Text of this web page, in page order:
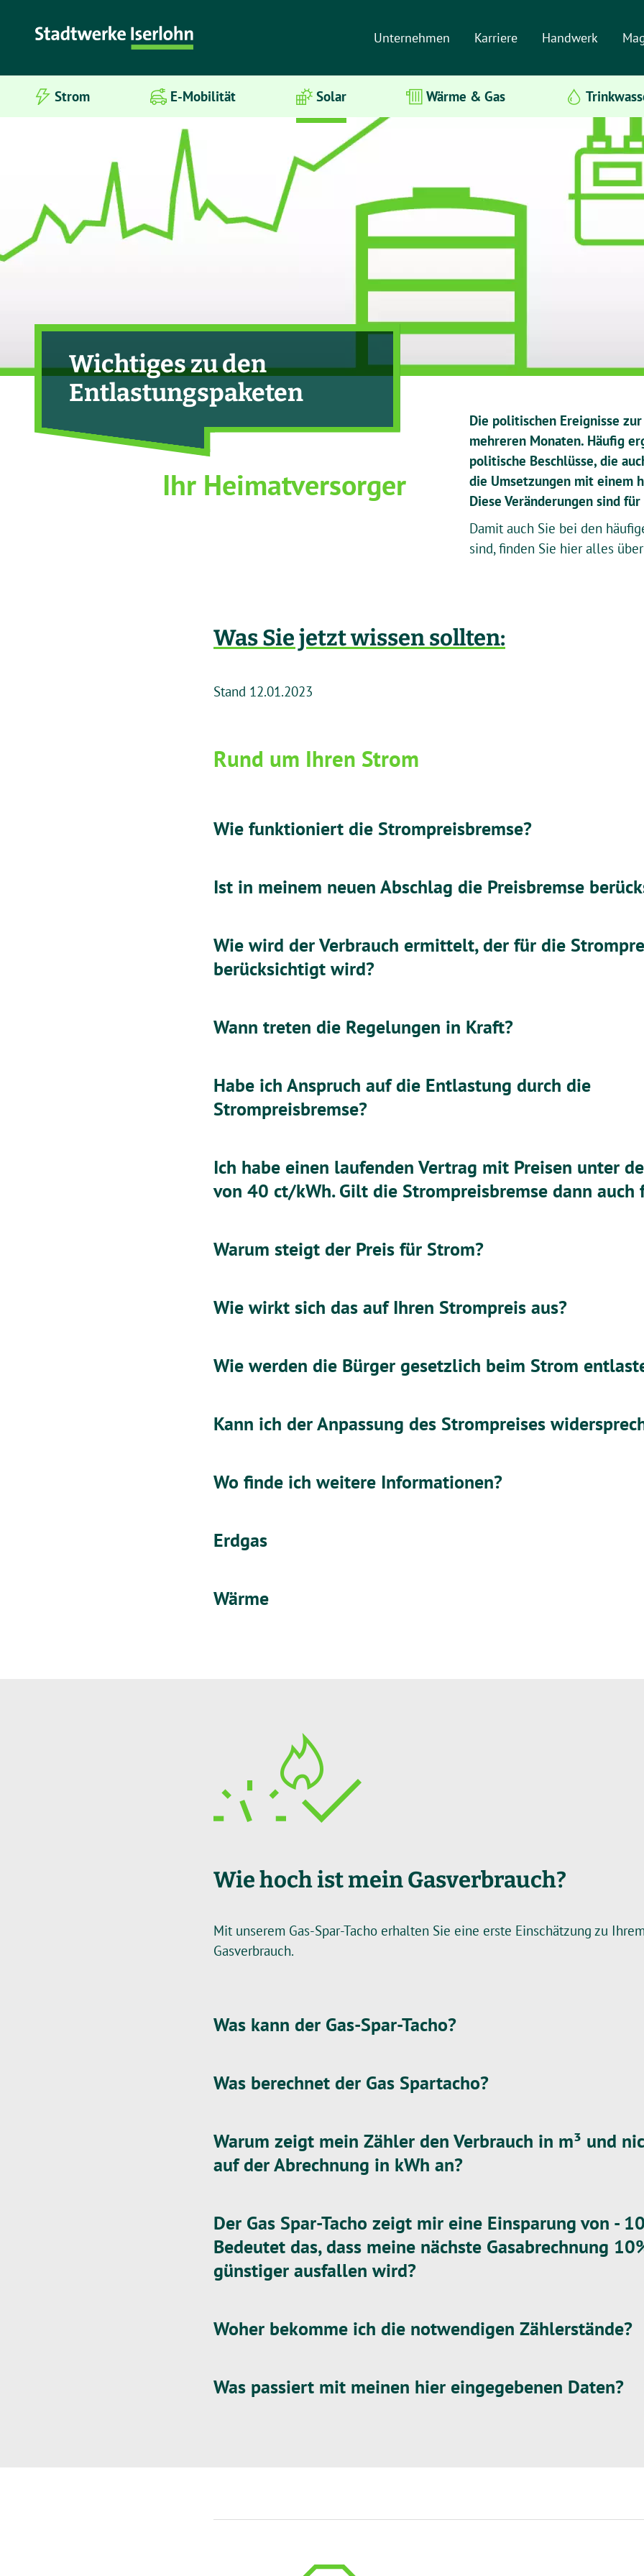
Unternehmen Karriere Handwerk
Strom E-Mobilität Solar Wärme & Gas
Wichtiges zu den
Entlastungspaketen
Ihr Heimatversorger
Die politischen Ereignisse
mehreren Monaten. Häufig
politische Beschlüsse, die
die Umsetzungen mit einem
Diese Veränderungen sind
Damit auch Sie bei den
sind, finden Sie hier alles
Was Sie jetzt wissen sollten:
Stand 12.01.2023
Rund um Ihren Strom
Wie funktioniert die Strompreisbremse?
Ist in meinem neuen Abschlag die Preisbremse
Wie wird der Verbrauch ermittelt, der für die
berücksichtigt wird?
Wann treten die Regelungen in Kraft?
Habe ich Anspruch auf die Entlastung durch die
Strompreisbremse?
Ich habe einen laufenden Vertrag mit Preisen unter
von 40 ct/kWh. Gilt die Strompreisbremse dann auch
Warum steigt der Preis für Strom?
Wie wirkt sich das auf Ihren Strompreis aus?
Wie werden die Bürger gesetzlich beim Strom
Kann ich der Anpassung des Strompreises
Wo finde ich weitere Informationen?
Erdgas
Wärme
Wie hoch ist mein Gasverbrauch?
Mit unserem Gas-Spar-Tacho erhalten Sie eine erste Einschätzung zu
Gasverbrauch.
Was kann der Gas-Spar-Tacho?
Was berechnet der Gas Spartacho?
Warum zeigt mein Zähler den Verbrauch in m³ und
auf der Abrechnung in kWh an?
Der Gas Spar-Tacho zeigt mir eine Einsparung von -
Bedeutet das, dass meine nächste Gasabrechnung
günstiger ausfallen wird?
Woher bekomme ich die notwendigen Zählerstände?
Was passiert mit meinen hier eingegebenen Daten?